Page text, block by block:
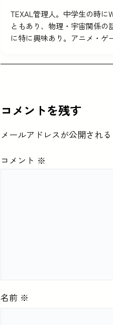
TEXAL管理人。中学生の時に
ともあり、物理・宇宙関係
に特に興味あり。アニメ・ゲ
コメントを残す
メールアドレスが公開される
コメント ※
名前 ※